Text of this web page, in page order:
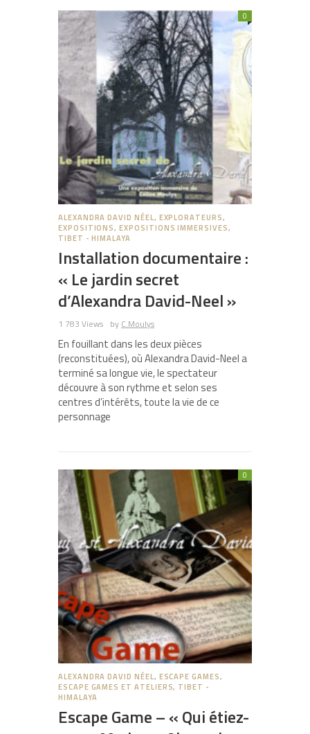
ALEXANDRA DAVID NÉEL, EXPLORATEURS,
EXPOSITIONS,EXPOSITIONS IMMERSIVES,
TIBET - HIMALAYA
Installation documentaire :
« Le jardin secret
d’Alexandra David-Neel »
1 783 Views
0
by C.Moulys
En fouillant dans les deux pièces
(reconstituées), où Alexandra David-Neel a
terminé sa longue vie, le spectateur
découvre à son rythme et selon ses
centres d’intérêts, toute la vie de ce
personnage
ALEXANDRA DAVID NÉEL, ESCAPE GAMES,
ESCAPE GAMES ET ATELIERS, TIBET -
HIMALAYA
Escape Game – « Qui étiez-
0